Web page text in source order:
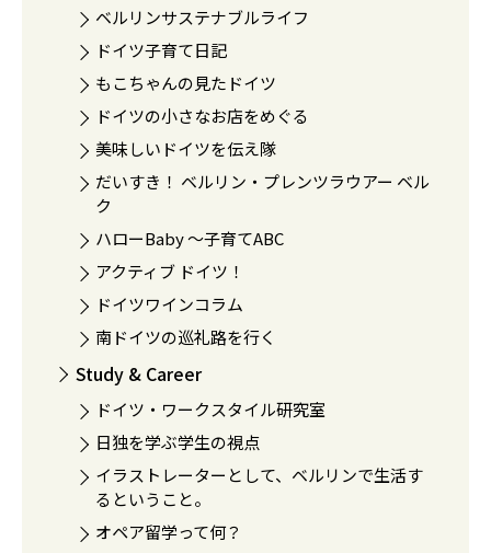
ベルリンサステナブルライフ
ドイツ子育て日記
もこちゃんの見たドイツ
ドイツの小さなお店をめぐる
美味しいドイツを伝え隊
だいすき！ ベルリン・プレンツラウアー ベル
ク
ハローBaby 〜子育てABC
アクティブ ドイツ！
ドイツワインコラム
南ドイツの巡礼路を行く
Study & Career
ドイツ・ワークスタイル研究室
日独を学ぶ学生の視点
イラストレーターとして、ベルリンで生活す
るということ。
オペア留学って何？